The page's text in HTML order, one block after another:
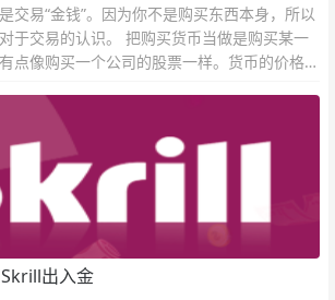
交易“金钱”。因为你不是购买东西本身，所以
于交易的认识。 把购买货币当做是购买某一
点像购买一个公司的股票一样。货币的价格直
出入金